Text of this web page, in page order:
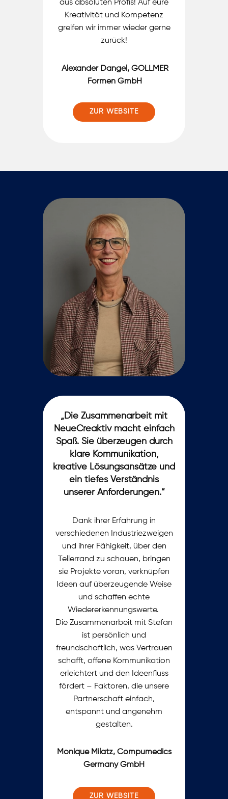
aus absoluten Profis! Auf eure
Kreativität und Kompetenz
greifen wir immer wieder gerne
zurück!
Alexander Dangel, GOLLMER
Formen GmbH
ZUR WEBSITE
„​Die Zusammenarbeit mit
NeueCreaktiv macht einfach
Spaß. Sie überzeugen durch
klare Kommunikation,
kreative Lösungsansätze und
ein tiefes Verständnis
unserer Anforderungen.“
Dank ihrer Erfahrung in
verschiedenen Industriezweigen
und ihrer Fähigkeit, über den
Tellerrand zu schauen, bringen
sie Projekte voran, verknüpfen
Ideen auf überzeugende Weise
und schaffen echte
Wiedererkennungswerte.
Die Zusammenarbeit mit Stefan
ist persönlich und
freundschaftlich, was Vertrauen
schafft, offene Kommunikation
erleichtert und den Ideenfluss
fördert – Faktoren, die unsere
Partnerschaft einfach,
entspannt und angenehm
gestalten.
Monique Milatz, Compumedics
Germany GmbH
ZUR WEBSITE